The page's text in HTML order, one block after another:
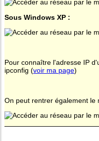
Sous Windows XP :
Pour connaître l'adresse IP
ipconfig (voir ma page)
On peut rentrer également le